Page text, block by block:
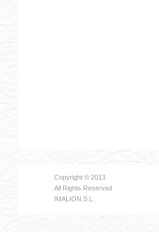
Copyright © 2013
All Rights Reserved
IMALION S.L.